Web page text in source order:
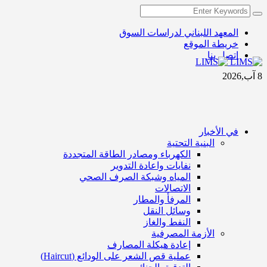
المعهد اللبناني لدراسات السوق
خريطة الموقع
اتصل بنا
8 آب,2026
في الأخبار
البنية التحتية
الكهرباء ومصادر الطاقة المتجددة
نفايات واعادة التدوير
المياه وشبكة الصرف الصحي
الاتصالات
المرفأ والمطار
وسائل النقل
النفط والغاز
الأزمة المصرفية
إعادة هيكلة المصارف
عملية قص الشعر على الودائع (Haircut)